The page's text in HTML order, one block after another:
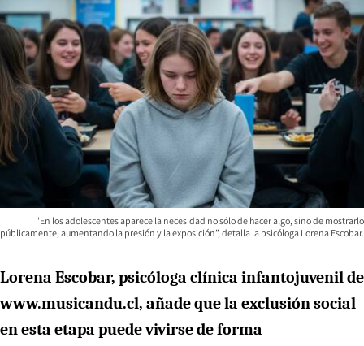
"En los adolescentes aparece la necesidad no sólo de hacer algo, sino de mostrarlo
públicamente, aumentando la presión y la exposición”, detalla la psicóloga Lorena Escobar.
Lorena Escobar, psicóloga clínica infantojuvenil de
www.musicandu.cl, añade que la exclusión social
en esta etapa puede vivirse de forma